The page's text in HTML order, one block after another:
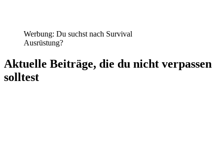
Werbung: Du suchst nach Survival
Ausrüstung?
Aktuelle Beiträge, die du nicht verpassen
solltest